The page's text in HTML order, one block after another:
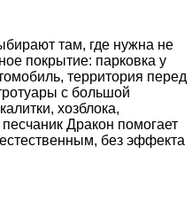
там, где нужна не
покрытие: парковка у
территория перед
с большой
хозблока,
Дракон помогает
без эффекта